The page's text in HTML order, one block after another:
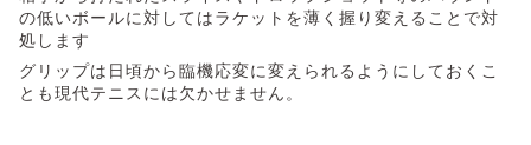
の低いボールに対してはラケットを薄く握り変えることで対
処します
グリップは日頃から臨機応変に変えられるようにしておくこ
とも現代テニスには欠かせません。